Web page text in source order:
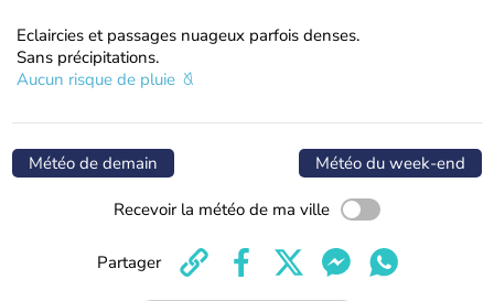
Eclaircies et passages nuageux parfois denses.
Sans précipitations.
Aucun risque de pluie
Météo de demain Météo du week-end
Recevoir la météo de ma ville
Partager